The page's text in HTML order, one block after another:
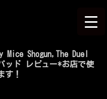
Mice Shogun,The Duel
ッド レビュー*お店で使
す！